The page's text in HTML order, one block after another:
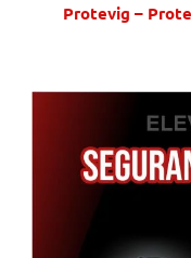
Protevig –